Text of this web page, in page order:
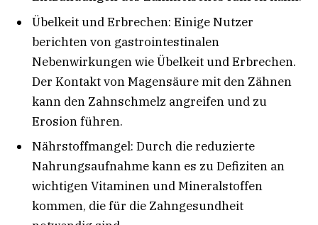
Übelkeit und Erbrechen: Einige Nutzer
berichten von gastrointestinalen
Nebenwirkungen wie Übelkeit und Erbrechen.
Der Kontakt von Magensäure mit den Zähnen
kann den Zahnschmelz angreifen und zu
Erosion führen.
Nährstoffmangel: Durch die reduzierte
Nahrungsaufnahme kann es zu Defiziten an
wichtigen Vitaminen und Mineralstoffen
kommen, die für die Zahngesundheit